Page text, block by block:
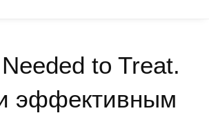
to Treat.
эффективным